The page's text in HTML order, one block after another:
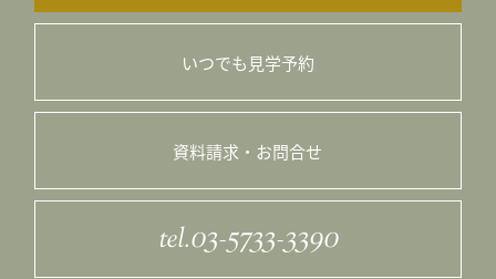
いつでも見学予約
資料請求・お問合せ
tel.03-5733-3390